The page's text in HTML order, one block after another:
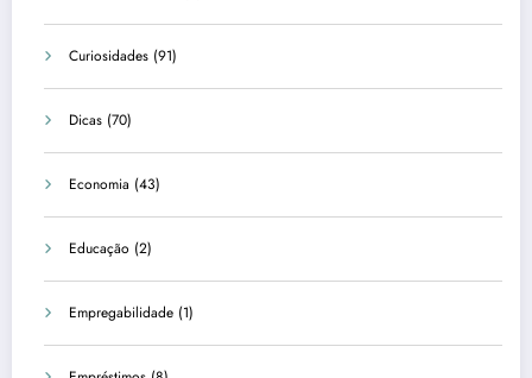
Curiosidades (91)
Dicas (70)
Economia (43)
Educação (2)
Empregabilidade (1)